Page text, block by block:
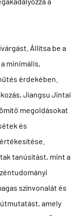
Állítsa be a
minimális,
érdekében.
Jiangsu Jintai
megoldásokat
és
tanúsítást, mint a
színvonalát és
amely